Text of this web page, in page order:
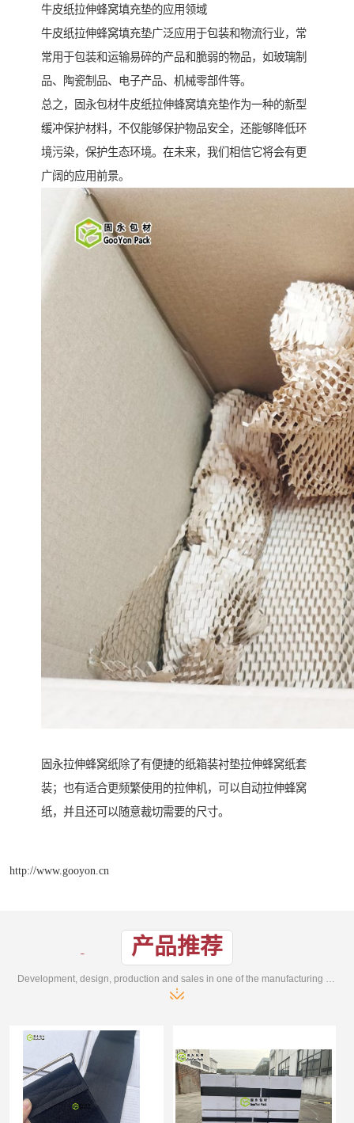
牛皮纸拉伸蜂窝填充垫的应用领域
牛皮纸拉伸蜂窝填充垫广泛应用于包装和物流行业，常
常用于包装和运输易碎的产品和脆弱的物品，如玻璃制
品、陶瓷制品、电子产品、机械零部件等。
总之，固永包材牛皮纸拉伸蜂窝填充垫作为一种的新型
缓冲保护材料，不仅能够保护物品安全，还能够降低环
境污染，保护生态环境。在未来，我们相信它将会有更
广阔的应用前景。
固永拉伸蜂窝纸除了有便捷的纸箱装衬垫拉伸蜂窝纸套
装；也有适合更频繁使用的拉伸机，可以自动拉伸蜂窝
纸，并且还可以随意裁切需要的尺寸。
http://www.gooyon.cn
产品推荐
Development, design, production and sales in one of the manufacturing enterprises